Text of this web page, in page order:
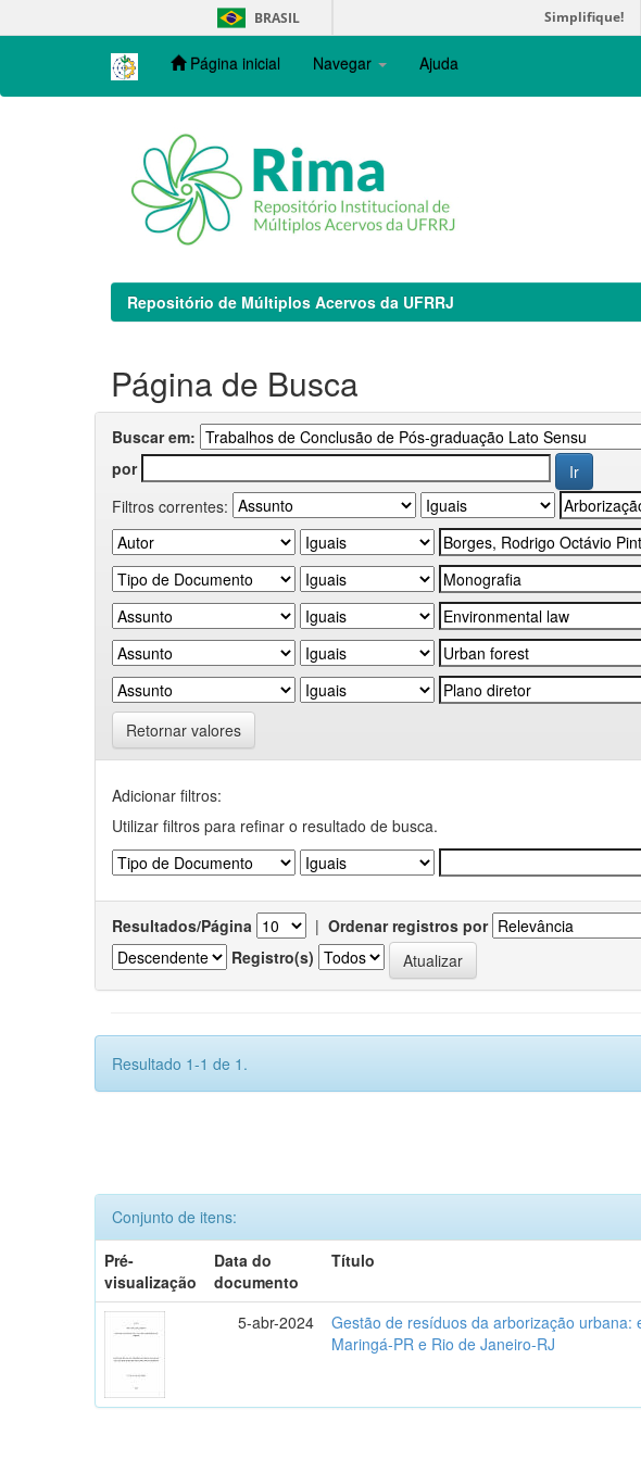
navigation
BRASIL Simplifique!
Página inicial Navegar Ajuda
Repositório de Múltiplos Acervos da UFRRJ
Página de Busca
Buscar em:
por
Filtros correntes:
Retornar valores
Adicionar filtros:
Utilizar filtros para refinar o resultado de busca.
Resultados/Página | Ordenar registros por
Registro(s)
Resultado 1-1 de 1.
Conjunto de itens:
Pré-
visualização
Data do
documento
Título
5-abr-2024
Gestão de resíduos da arborização
Maringá-PR e Rio de Janeiro-RJ